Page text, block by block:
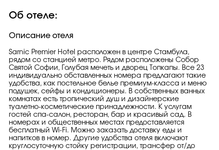
Об отеле:
Описание отеля
Sarnic Premier Hotel расположен в центре Стамбула,
рядом со станцией метро. Рядом расположены Собор
Святой Софии, Голубая мечеть и дворец Топкапы. Все 23
индивидуально обставленных номера предлагают такие
удобства, как постельное белье премиум-класса и меню
подушек, сейфы и кондиционеры. В собственных ванных
комнатах есть тропический душ и дизайнерские
туалетно-косметические принадлежности. К услугам
гостей спа-салон, ресторан, бар и красивый сад. В
номерах и общественных местах предоставляется
бесплатный Wi-Fi. Можно заказать доставку еды и
напитков в номер. Другие удобства отеля включают
круглосуточную стойку регистрации, трансфер от/до